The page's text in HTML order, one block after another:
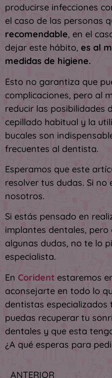
producirse infecciones
el caso de las personas
recomendable, en el
dejar este hábito, es al
medidas de higiene.
Esto no garantiza que
complicaciones, pero al
reducir las posibilidades
cepillado habitual y la
bucales son
frecuentes al dentista.
Esperamos que este
resolver tus dudas. Si no
nosotros.
Si estás pensado en
implantes dentales,
algunas dudas, no te lo
especialista.
En Corident estaremos
aconsejarte en todo lo
dentistas
puedas recuperar tu
dentales y que esta
¿A qué esperas para
ANTERIOR